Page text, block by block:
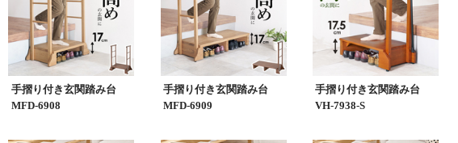
手摺り付き玄関踏み台
MFD-6908
手摺り付き玄関踏み台
MFD-6909
手摺り付き玄関踏み台
VH-7938-S